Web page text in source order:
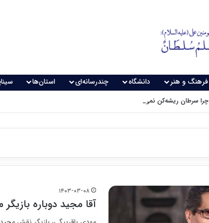
فرهنگ و هنر دانشگاه چندرسانه‌ای استان‌ها
چرا سرطان ریشه‌کن نمی‌شود؟
۱۴۰۳-۰۳-۰۸
آقا مجید دوباره